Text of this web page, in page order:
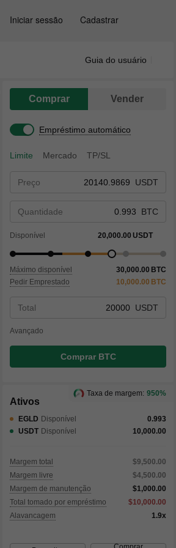
Iniciar sessão Cadastrar
Guia do usuário
Comprar Vender
Empréstimo automático
Limite Mercado TP/SL
Preço USDT
Quantidade BTC
Disponível 20,000.00 USDT
Máximo disponível 30,000.00 BTC
Pedir Emprestado
10,000.00 BTC
Total USDT
Avançado
Comprar BTC
Ativos
EGLD Disponível
0.993
USDT Disponível 10,000.00
Margem total
$9,500.00
Margem livre
$4,500.00
Margem de manutenção
$1,000.00
Total tomado por empréstimo
$10,000.00
Alavancagem
1.9x
Taxa de margem: 950%